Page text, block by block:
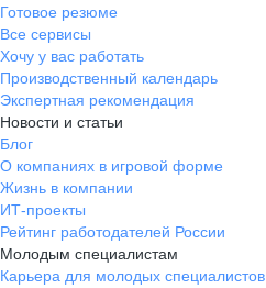
Готовое резюме
Все сервисы
Хочу у вас работать
Производственный календарь
Экспертная рекомендация
Новости и статьи
Блог
О компаниях в игровой форме
Жизнь в компании
ИТ-проекты
Рейтинг работодателей России
Молодым специалистам
Карьера для молодых специалистов